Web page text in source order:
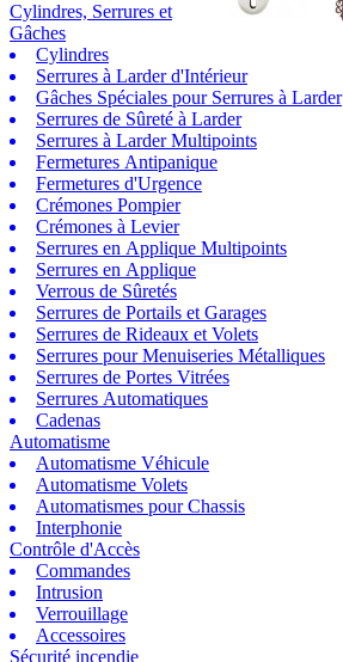
Cylindres, Serrures et
Gâches
Cylindres
Serrures à Larder d'Intérieur
Gâches Spéciales pour Serrures à Larder
Serrures de Sûreté à Larder
Serrures à Larder Multipoints
Fermetures Antipanique
Fermetures d'Urgence
Crémones Pompier
Crémones à Levier
Serrures en Applique Multipoints
Serrures en Applique
Verrous de Sûretés
Serrures de Portails et Garages
Serrures de Rideaux et Volets
Serrures pour Menuiseries Métalliques
Serrures de Portes Vitrées
Serrures Automatiques
Cadenas
Automatisme
Automatisme Véhicule
Automatisme Volets
Automatismes pour Chassis
Interphonie
Contrôle d'Accès
Commandes
Intrusion
Verrouillage
Accessoires
Sécurité incendie